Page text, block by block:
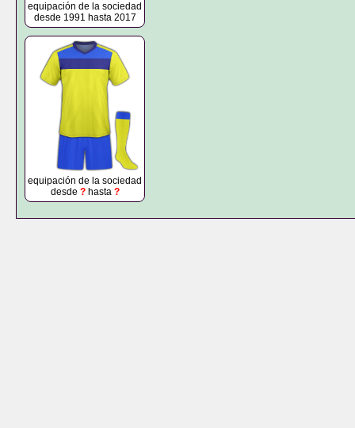
equipación de la sociedad
desde 1991 hasta 2017
equipación de la sociedad
desde ?hasta ?